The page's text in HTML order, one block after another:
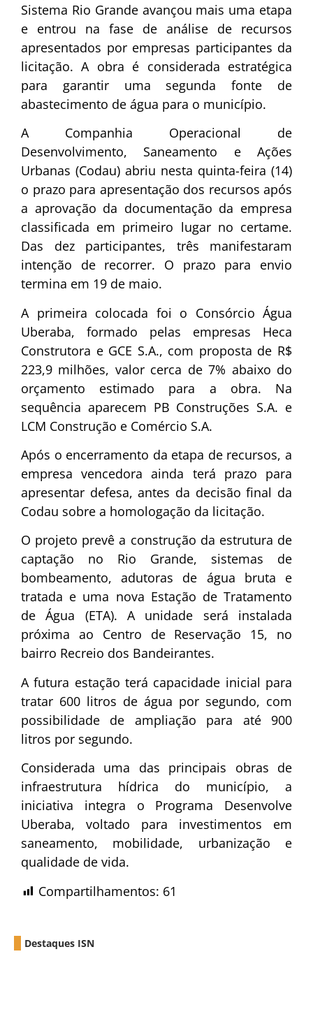
Sistema Rio Grande avançou mais uma etapa
e entrou na fase de análise de recursos
apresentados por empresas participantes da
licitação. A obra é considerada estratégica
para garantir uma segunda fonte de
abastecimento de água para o município.
A Companhia Operacional de
Desenvolvimento, Saneamento e Ações
Urbanas (Codau) abriu nesta quinta-feira (14)
o prazo para apresentação dos recursos após
a aprovação da documentação da empresa
classificada em primeiro lugar no certame.
Das dez participantes, três manifestaram
intenção de recorrer. O prazo para envio
termina em 19 de maio.
A primeira colocada foi o Consórcio Água
Uberaba, formado pelas empresas Heca
Construtora e GCE S.A., com proposta de R$
223,9 milhões, valor cerca de 7% abaixo do
orçamento estimado para a obra. Na
sequência aparecem PB Construções S.A. e
LCM Construção e Comércio S.A.
Após o encerramento da etapa de recursos, a
empresa vencedora ainda terá prazo para
apresentar defesa, antes da decisão final da
Codau sobre a homologação da licitação.
O projeto prevê a construção da estrutura de
captação no Rio Grande, sistemas de
bombeamento, adutoras de água bruta e
tratada e uma nova Estação de Tratamento
de Água (ETA). A unidade será instalada
próxima ao Centro de Reservação 15, no
bairro Recreio dos Bandeirantes.
A futura estação terá capacidade inicial para
tratar 600 litros de água por segundo, com
possibilidade de ampliação para até 900
litros por segundo.
Considerada uma das principais obras de
infraestrutura hídrica do município, a
iniciativa integra o Programa Desenvolve
Uberaba, voltado para investimentos em
saneamento, mobilidade, urbanização e
qualidade de vida.
Compartilhamentos: 61
Destaques ISN